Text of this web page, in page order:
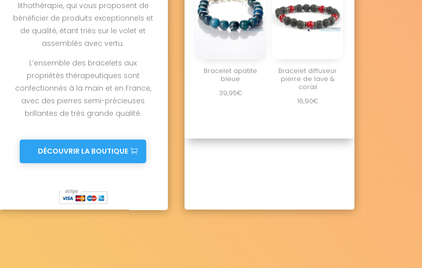
lithothérapie, qui vous proposent de
bénéficier de produits exceptionnels et
de qualité, étant triés sur le volet et
assemblés avec vertu.
L’ensemble des bracelets aux
propriétés thérapeutiques sont
confectionnés à la main et en France,
avec des pierres semi-précieuses
brillantes de très grande qualité.
DÉCOUVRIR LA BOUTIQUE
Bracelet apatite
bleue
39,95€
Bracelet diffuseur
pierre de lave &
corail
16,90€